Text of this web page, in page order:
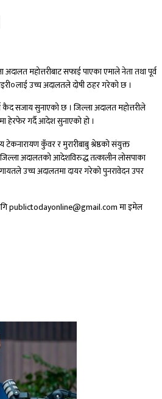
महोत्तरीबाट सफाई पाएका एमाले नेता तथा पूर्व
उच्च अदालतले दोषी ठहर गरेको छ ।
सजाय सुनाएको छ । जिल्ला अदालत महोत्तरीले
हेरफेर गर्दै आदेश सुनाएको हो ।
कुँवर र मुरारीबाबु श्रेष्ठको संयुक्त
अदालतको आदेशविरुद्ध तत्कालीन लोसपाका
उच्च अदालतमा दायर गरेको पुनरावेदन उपर
publictodayonline@gmail.com मा इमेल